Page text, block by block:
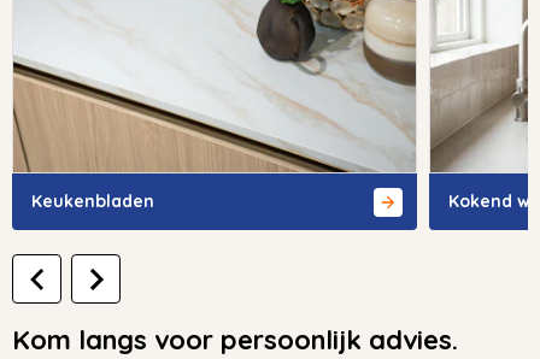
Keukenbladen Kokend
Kom langs voor persoonlijk advies.